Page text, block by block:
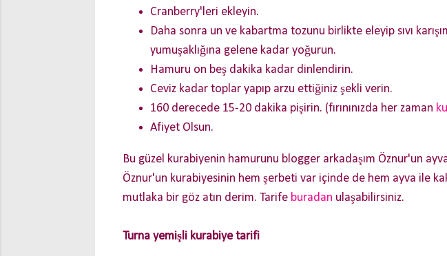
Cranberry'leri ekleyin.
Daha sonra un ve kabartma tozunu birlikte eleyip sıvı
yumuşaklığına gelene kadar yoğurun.
Hamuru on beş dakika kadar dinlendirin.
Ceviz kadar toplar yapıp arzu ettiğiniz şekli verin.
160 derecede 15-20 dakika pişirin. (fırınınızda her zaman
Afiyet Olsun.
Bu güzel kurabiyenin hamurunu blogger arkadaşım Öznur'un
Öznur'un kurabiyesinin hem şerbeti var içinde de hem ayva ile
mutlaka bir göz atın derim. Tarife buradan ulaşabilirsiniz.
Turna yemişli kurabiye tarifi